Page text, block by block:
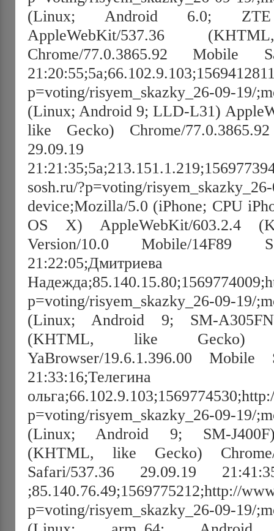
(Linux; Android 6.0;
AppleWebKit/537.36
Chrome/77.0.3865.92 Mobile
p=voting/risyem_skazky_26-09-19/
(Linux; Android 9; LLD-L31)
like Gecko) Chrome/
29.09.19
sosh.ru/?p=voting/
device;Mozilla/5.0 (iPhone; CPU
OS X) AppleWebKit/603.2.4
Version/10.0 Mobile/14F89
21:22:05;Дмитриева
p=voting/risyem_skazky_26-09-19/
(Linux; Android 9; SM-
(KHTML, like Gecko)
YaBrowser/19.6.1.396.00 Mobile
21:33:16;Телегина
p=voting/risyem_skazky_26-09-19/
(Linux; Android 9; SM-J400F)
(KHTML, like Gecko) Chrome/
Safari/537.36 29.09.19
;85.140.76.49;1569775212;http://
p=voting/risyem_skazky_26-09-19/